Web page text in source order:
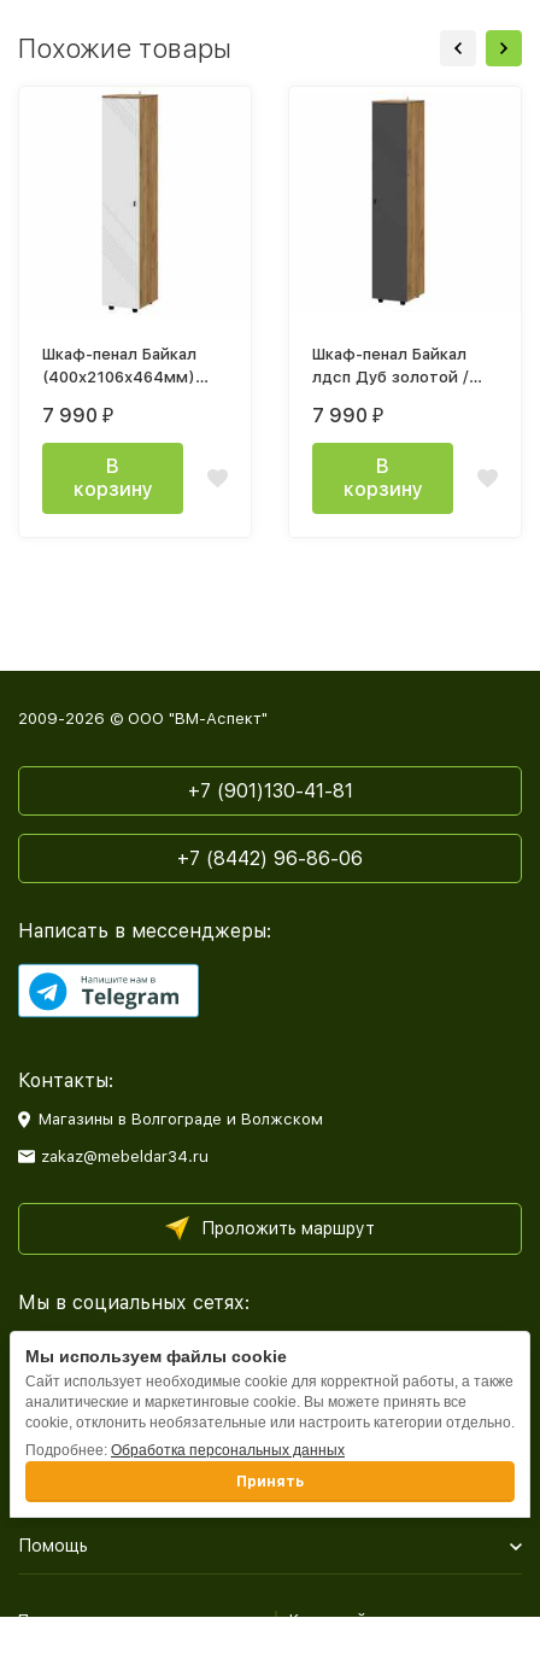
Похожие товары
Шкаф-пенал Байкал
(400х2106х464мм)
Золотой / Белый
матовый МР
7 990 ₽
В
корзину
Шкаф-пенал Байкал
лдсп Дуб золотой /
7 990 ₽
В
корзину
2009-2026 © ООО "ВМ-Аспект"
+7 (901)130-41-81
+7 (8442) 96-86-06
Написать в мессенджеры:
Контакты:
Магазины в Волгограде и Волжском
zakaz@mebeldar34.ru
Проложить маршрут
Мы в социальных сетях:
Каталог
Помощь
Политика персональных данных Карта сайта
Мы используем файлы cookie
Сайт использует необходимые cookie для корректной работы, а также
аналитические и маркетинговые cookie. Вы можете принять все
cookie, отклонить необязательные или настроить категории отдельно.
Подробнее: Обработка персональных данных
Принять